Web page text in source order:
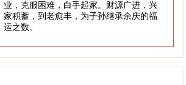
业，克服困难，白手起家。财源广进，兴
家积蓄，到老愈丰，为子孙继承余庆的福
运之数。